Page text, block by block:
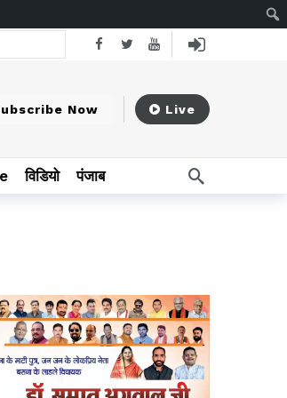
6 hours ago
Now Live
विडियो पंजाब